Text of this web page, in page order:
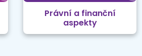
Právní a finanční
aspekty